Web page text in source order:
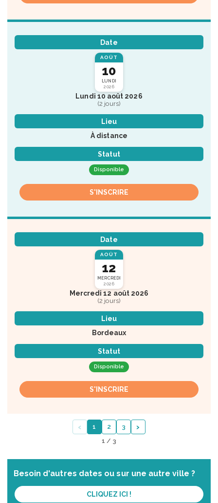
Date
AOÛT
10
LUNDI
2026
Lundi 10 août 2026
(2 jours)
Lieu
À distance
Statut
Disponible
S'INSCRIRE
Date
AOÛT
12
MERCREDI
2026
Mercredi 12 août 2026
(2 jours)
Lieu
Bordeaux
Statut
Disponible
S'INSCRIRE
‹ 1 2 3 ›
1 / 3
Besoin d'autres dates ou sur une autre ville ?
CLIQUEZ ICI !